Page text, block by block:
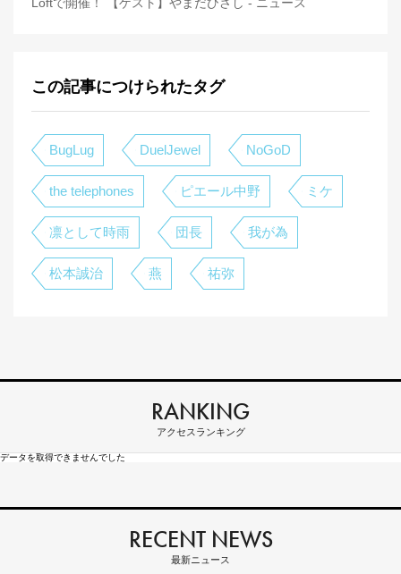
Loftで開催！ 【ゲスト】やまだひさし - ニュース
この記事につけられたタグ
BugLug DuelJewel NoGoD
the telephones ピエール中野 ミケ
凛として時雨 団長 我が為
松本誠治 燕 祐弥
RANKING
アクセスランキング
データを取得できませんでした
RECENT NEWS
最新ニュース